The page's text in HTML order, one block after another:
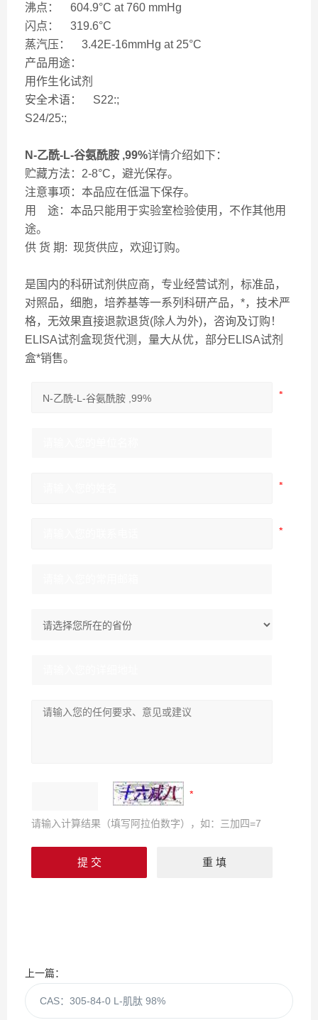
沸点： 604.9°C at 760 mmHg
闪点： 319.6°C
蒸汽压： 3.42E-16mmHg at 25°C
产品用途：
用作生化试剂
安全术语： S22:;
S24/25:;
N-乙酰-L-谷氨酰胺 ,99%详情介绍如下：
贮藏方法：2-8°C，避光保存。
注意事项：本品应在低温下保存。
用 途：本品只能用于实验室检验使用，不作其他用
途。
供 货 期: 现货供应，欢迎订购。
是国内的科研试剂供应商，专业经营试剂，标准品，
对照品，细胞，培养基等一系列科研产品，*，技术严
格，无效果直接退款退货(除人为外)，咨询及订购！
ELISA试剂盒现货代测，量大从优，部分ELISA试剂
盒*销售。
请输入计算结果（填写阿拉伯数字），如：三加四=7
上一篇：
CAS：305-84-0 L-肌肽 98%